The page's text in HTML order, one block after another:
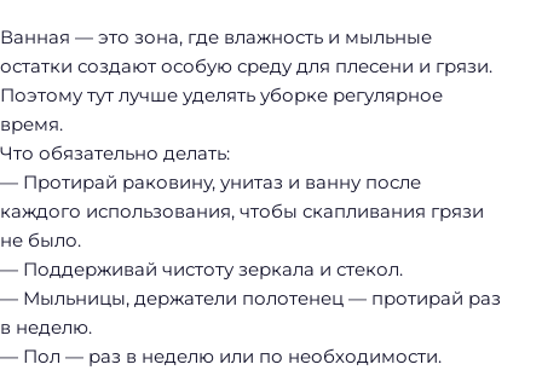
Ванная — это зона, где влажность и мыльные
остатки создают особую среду для плесени и грязи.
Поэтому тут лучше уделять уборке регулярное
время.
Что обязательно делать:
— Протирай раковину, унитаз и ванну после
каждого использования, чтобы скапливания грязи
не было.
— Поддерживай чистоту зеркала и стекол.
— Мыльницы, держатели полотенец — протирай раз
в неделю.
— Пол — раз в неделю или по необходимости.